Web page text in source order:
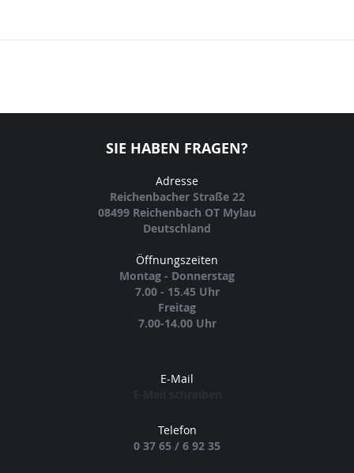
SIE HABEN FRAGEN?
Adresse
Reichenbacher Straße 22
08499 Reichenbach OT Mylau
Deutschland
Öffnungszeiten
Montag - Donnerstag
7.00 - 15.45 Uhr
Freitag
7.00-14.00 Uhr
E-Mail
Telefon
0 37 65 / 6 92 35